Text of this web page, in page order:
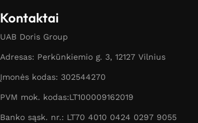
Kontaktai
UAB Doris Group
Adresas: Perkūnkiemio g. 3, 12127 Vilnius
Įmonės kodas: 302544270
PVM mok. kodas:LT100009162019
Banko sąsk. nr.: LT70 4010 0424 0297 9055